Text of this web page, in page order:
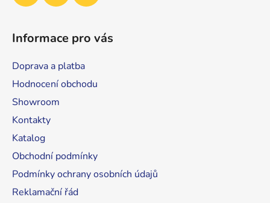
Informace pro vás
Doprava a platba
Hodnocení obchodu
Showroom
Kontakty
Katalog
Obchodní podmínky
Podmínky ochrany osobních údajů
Reklamační řád